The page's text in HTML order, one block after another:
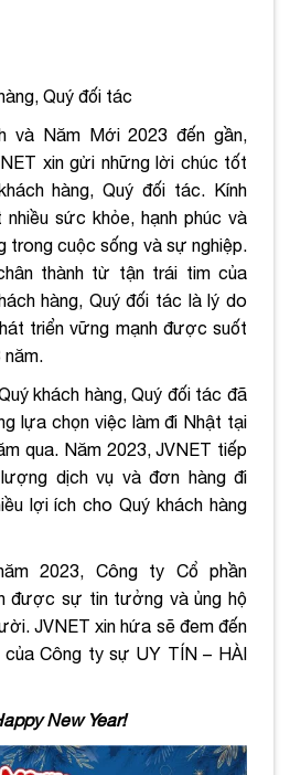
Quý đối tác
và Năm Mới 2023 đến gần,
xin gửi những lời chúc tốt
hàng, Quý đối tác. Kính
sức khỏe, hạnh phúc và
cuộc sống và sự nghiệp.
thành từ tận trái tim của
hàng, Quý đối tác là lý do
triển vững mạnh được suốt
năm.
khách hàng, Quý đối tác đã
lựa chọn việc làm đi Nhật tại
qua. Năm 2023, JVNET tiếp
dịch vụ và đơn hàng đi
lợi ích cho Quý khách hàng
2023, Công ty Cổ phần
được sự tin tưởng và ủng hộ
JVNET xin hứa sẽ đem đến
của Công ty sự UY TÍN – HÀI
New Year!